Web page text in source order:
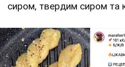
сиром, твердим сиром та